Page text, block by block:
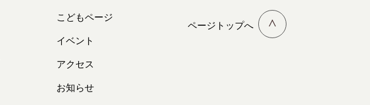
こどもページ
イベント
アクセス
お知らせ
ページトップへ